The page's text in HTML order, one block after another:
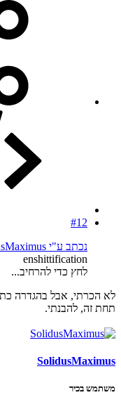
#12
נכתב ע"י SolidusMaximus:
enshittification
לחץ כדי להרחיב...
לא הכרתי, אבל בהגדרה
תחת זה, להבנתי.
SolidusMaximus
משתמש בכיר